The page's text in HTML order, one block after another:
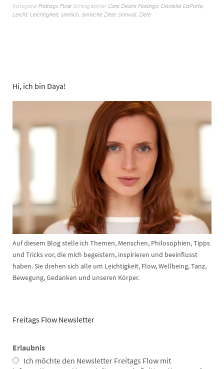
Kategorie Freitags Flow Schlagwörter Core Desire Feelings, Danielle LaPorte,
Leicht, Leichtigkeit, sinnlich, sinnliche Ziele, sinnvoll,Ziele
Hi, ich bin Daya!
Auf diesem Blog stelle ich Themen, Menschen, Philosophien, Tipps
und Tricks vor, die mich begeistern, inspirieren und beeinflusst
haben. Sie drehen sich alle um Leichtigkeit, Flow, Wellbeing, Tanz,
Bewegung, Gedanken und unseren Körper.
Freitags Flow Newsletter
Erlaubnis
Ich möchte den Newsletter Freitags Flow mit